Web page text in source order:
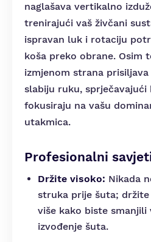
naglašava vertikalno
trenirajući vaš živčani
ispravan luk i rotaciju
koša preko obrane. Osim
izmjenom strana
slabiju ruku, sprječavajući
fokusiraju na vašu
utakmica.
Profesionalni
Držite visoko: Nikada
struka prije šuta;
više kako biste
izvođenje šuta.